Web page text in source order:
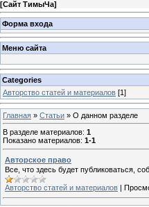
[Сайт ТимыЧа]
Форма входа
Меню сайта
Categories
Авторство статей и материалов [1]
Главная » Статьи » О данном разделе
В разделе материалов: 1
Показано материалов: 1-1
Авторское право
Все, что здесь будет публиковаться,
Авторство статей и материалов |